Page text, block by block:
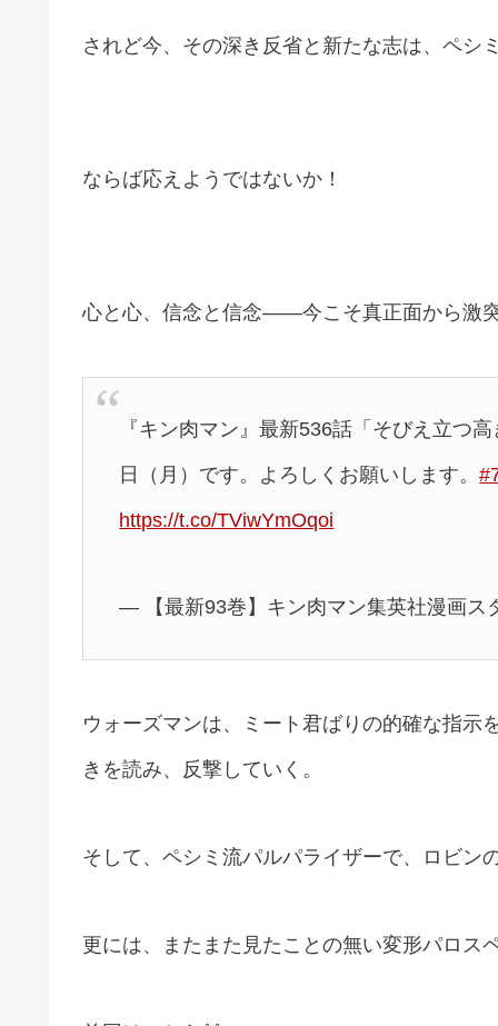
されど今、その深き反省と新たな志は、ペシ
ならば応えようではないか！
心と心、信念と信念――今こそ真正面から激
『キン肉マン』最新536話「そびえ立つ
日（月）です。よろしくお願いします。
https://t.co/TViwYmOqoi
— 【最新93巻】キン肉マン集英社漫画ス
ウォーズマンは、ミート君ばりの的確な指示
きを読み、反撃していく。
そして、ペシミ流パルパライザーで、ロビン
更には、またまた見たことの無い変形パロス